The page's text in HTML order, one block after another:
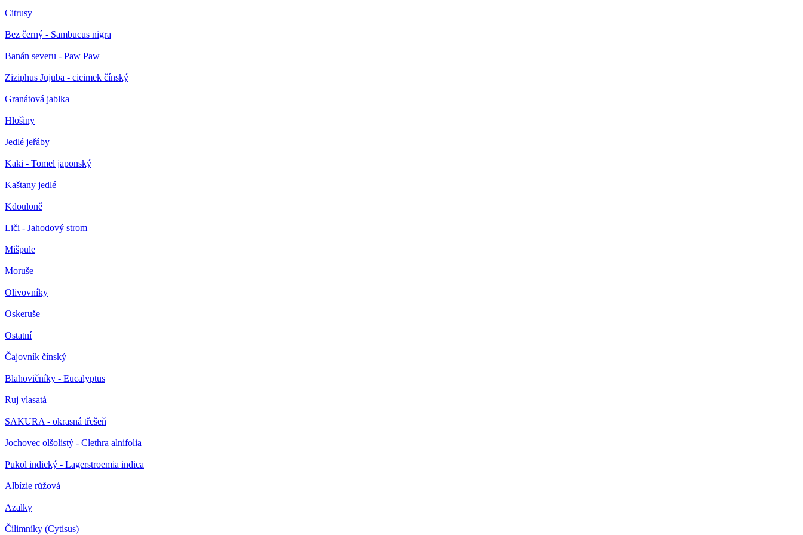
Citrusy
Bez černý - Sambucus nigra
Banán severu - Paw Paw
Ziziphus Jujuba - cicimek čínský
Granátová jablka
Hlošiny
Jedlé jeřáby
Kaki - Tomel japonský
Kaštany jedlé
Kdouloně
Liči - Jahodový strom
Mišpule
Moruše
Olivovníky
Oskeruše
Ostatní
Čajovník čínský
Blahovičníky - Eucalyptus
Ruj vlasatá
SAKURA - okrasná třešeň
Jochovec olšolistý - Clethra alnifolia
Pukol indický - Lagerstroemia indica
Albízie růžová
Azalky
Čilimníky (Cytisus)